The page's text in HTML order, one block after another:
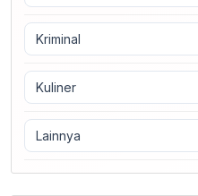
Kriminal
Kuliner
Lainnya